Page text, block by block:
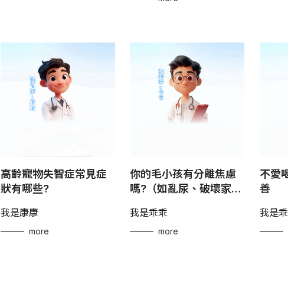
高齡寵物失智症常見症
狀有哪些?
我是康康
more
你的毛小孩有分離焦慮
嗎?（如亂尿、破壞家
我是乖乖
more
不愛
善
我是